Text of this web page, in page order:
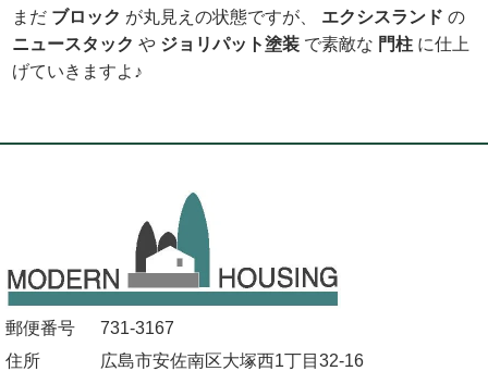
まだ ブロック が丸見えの状態ですが、 エクシスランドの
ニュースタックや ジョリパット塗装 で素敵な 門柱 に仕上
げていきますよ♪
郵便番号
731-3167
住所
広島市安佐南区大塚西1丁目32-16